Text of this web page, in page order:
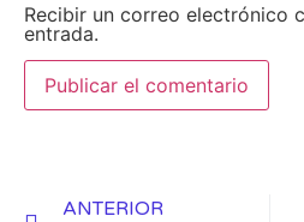
Recibir un correo electrónico
entrada.
ANTERIOR